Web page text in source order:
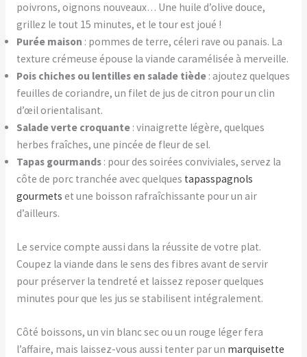
poivrons, oignons nouveaux… Une huile d’olive douce,
grillez le tout 15 minutes, et le tour est joué !
Purée maison : pommes de terre, céleri rave ou panais. La
texture crémeuse épouse la viande caramélisée à merveille.
Pois chiches ou lentilles en salade tiède: ajoutez quelques
feuilles de coriandre, un filet de jus de citron pour un clin
d’œil orientalisant.
Salade verte croquante: vinaigrette légère, quelques
herbes fraîches, une pincée de fleur de sel.
Tapas gourmands: pour des soirées conviviales, servez la
côte de porc tranchée avec quelques tapasspagnols
gourmets et une boisson rafraîchissante pour un air
d’ailleurs.
Le service compte aussi dans la réussite de votre plat.
Coupez la viande dans le sens des fibres avant de servir
pour préserver la tendreté et laissez reposer quelques
minutes pour que les jus se stabilisent intégralement.
Côté boissons, un vin blanc sec ou un rouge léger fera
l’affaire, mais laissez-vous aussi tenter par un marquisette